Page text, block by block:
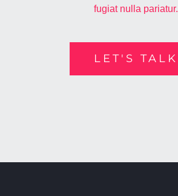
fugiat nulla pariatur.
LET'S TALK